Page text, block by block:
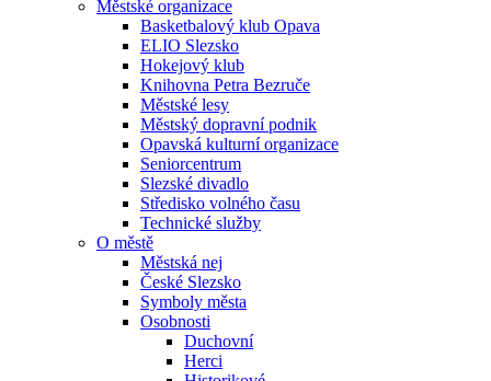
Městské organizace
Basketbalový klub Opava
ELIO Slezsko
Hokejový klub
Knihovna Petra Bezruče
Městské lesy
Městský dopravní podnik
Opavská kulturní organizace
Seniorcentrum
Slezské divadlo
Středisko volného času
Technické služby
O městě
Městská nej
České Slezsko
Symboly města
Osobnosti
Duchovní
Herci